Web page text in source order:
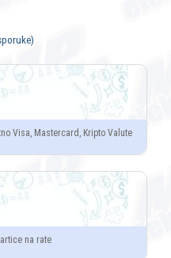
Visa, Mastercard, Kripto Valute
na rate